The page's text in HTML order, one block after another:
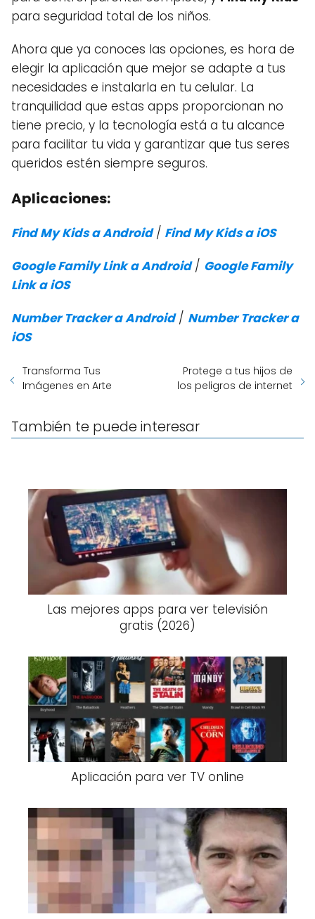
para seguridad total de los niños.
Ahora que ya conoces las opciones, es hora de
elegir la aplicación que mejor se adapte a tus
necesidades e instalarla en tu celular. La
tranquilidad que estas apps proporcionan no
tiene precio, y la tecnología está a tu alcance
para facilitar tu vida y garantizar que tus seres
queridos estén siempre seguros.
Aplicaciones:
Find My Kids a Android/ Find My Kids a iOS
Google Family Link a Android/ Google Family
Link a iOS
Number Tracker a Android/ Number Tracker a
iOS
Transforma Tus
Imágenes en Arte
Protege a tus hijos de
los peligros de internet
También te puede interesar
Las mejores apps para ver televisión
gratis (2026)
Aplicación para ver TV online